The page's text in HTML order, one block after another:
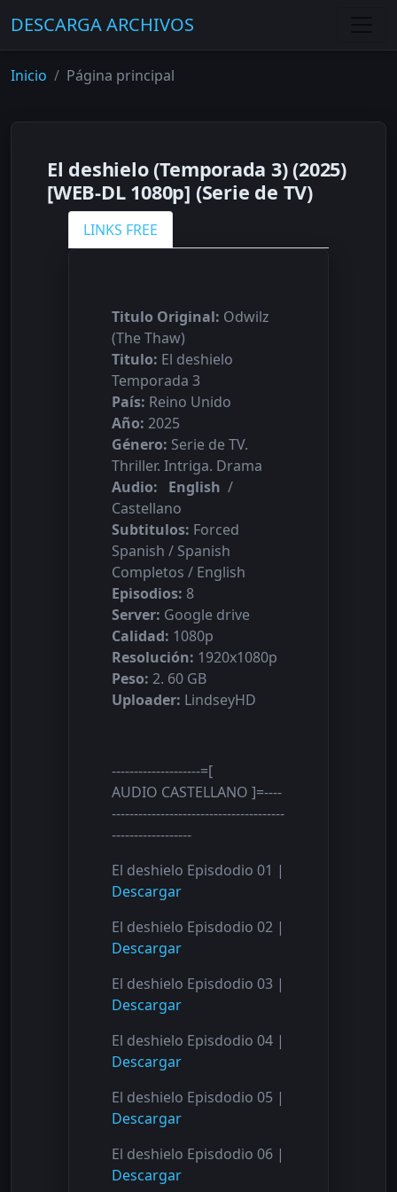
DESCARGA ARCHIVOS
Inicio Página principal
El deshielo (Temporada 3) (2025)
[WEB-DL 1080p] (Serie de TV)
LINKS FREE
Titulo Original: Odwilz
(The Thaw)
Titulo: El deshielo
Temporada 3
País: Reino Unido
Año: 2025
Género: Serie de TV.
Thriller. Intriga. Drama
Audio:
English /
Castellano
Subtitulos: Forced
Spanish / Spanish
Completos / English
Episodios: 8
Server: Google drive
Calidad: 1080p
Resolución: 1920x1080p
Peso: 2. 60 GB
Uploader: LindseyHD
--------------------=[
AUDIO CASTELLANO ]=----
---------------------------------------
------------------
El deshielo Episdodio 01 |
Descargar
El deshielo Episdodio 02 |
Descargar
El deshielo Episdodio 03 |
Descargar
El deshielo Episdodio 04 |
Descargar
El deshielo Episdodio 05 |
Descargar
El deshielo Episdodio 06 |
Descargar